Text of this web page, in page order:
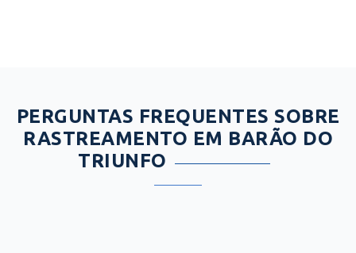
PERGUNTAS FREQUENTES SOBRE
RASTREAMENTO EM BARÃO DO
TRIUNFO